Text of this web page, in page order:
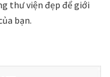
thư viện đẹp để giới
bạn.